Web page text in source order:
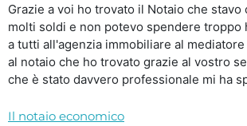
Grazie a voi ho trovato il Notaio che stavo
molti soldi e non potevo spendere troppo
a tutti all'agenzia immobiliare al
al notaio che ho trovato grazie al vostro
che è stato davvero professionale mi ha
Il notaio economico